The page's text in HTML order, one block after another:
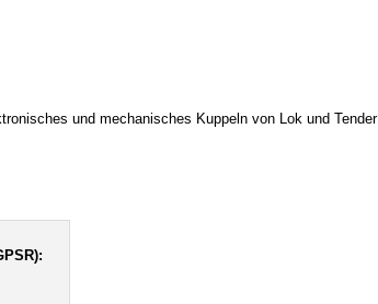
und mechanisches Kuppeln von Lok und Tender